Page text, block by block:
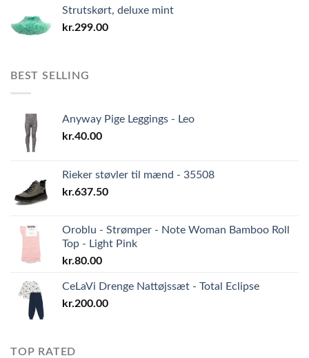
Strutskørt, deluxe mint
kr.299.00
BEST SELLING
Anyway Pige Leggings - Leo
kr.40.00
Rieker støvler til mænd - 35508
kr.637.50
Oroblu - Strømper - Note Woman Bamboo Roll
Top - Light Pink
kr.80.00
CeLaVi Drenge Nattøjssæt - Total Eclipse
kr.200.00
TOP RATED